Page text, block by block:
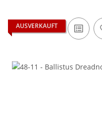
AUSVERKAUFT